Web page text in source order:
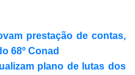
prestação de contas,
68º Conad
plano de lutas dos